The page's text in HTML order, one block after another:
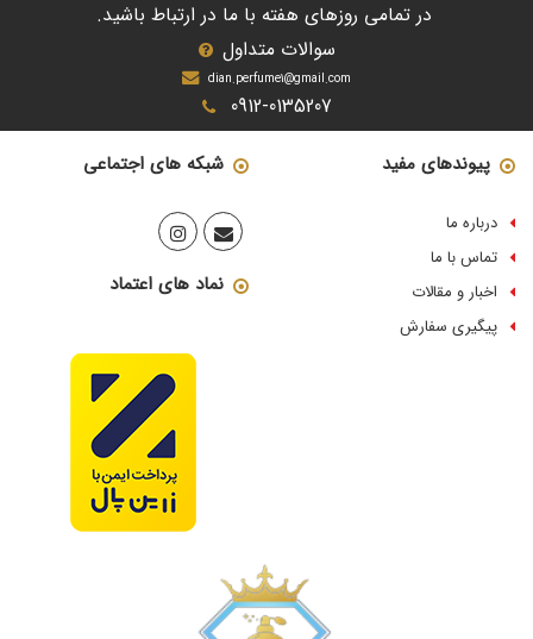
در تمامی روزهای هفته با ما در ارتباط باشید.
سوالات متداول
dian.perfume1@gmail.com
0912-0135207
پیوندهای مفید
درباره ما
تماس با ما
اخبار و مقالات
پیگیری سفارش
شبکه های اجتماعی
نماد های اعتماد